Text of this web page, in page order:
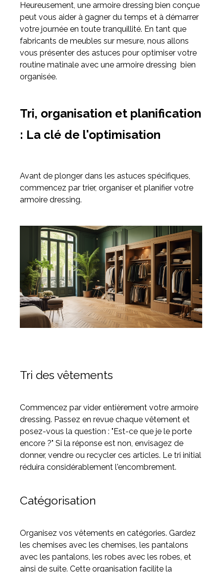
Heureusement, une armoire dressing bien conçue
peut vous aider à gagner du temps et à démarrer
votre journée en toute tranquillité. En tant que
fabricants de meubles sur mesure, nous allons
vous présenter des astuces pour optimiser votre
routine matinale avec une armoire dressing bien
organisée.
Tri, organisation et planification
: La clé de l'optimisation
Avant de plonger dans les astuces spécifiques,
commencez par trier, organiser et planifier votre
armoire dressing.
Tri des vêtements
Commencez par vider entièrement votre armoire
dressing. Passez en revue chaque vêtement et
posez-vous la question : "Est-ce que je le porte
encore ?" Si la réponse est non, envisagez de
donner, vendre ou recycler ces articles. Le tri initial
réduira considérablement l'encombrement.
Catégorisation
Organisez vos vêtements en catégories. Gardez
les chemises avec les chemises, les pantalons
avec les pantalons, les robes avec les robes, et
ainsi de suite. Cette organisation facilite la